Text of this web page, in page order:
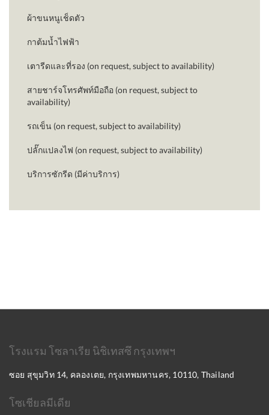
ผ้าขนหนูเช็ดตัว
กาต้มน้ำไฟฟ้า
เตารีดและที่รอง (on request, subject to availability)
สายชาร์จโทรศัพท์มือถือ (on request, subject to
availability)
รถเข็น (on request, subject to availability)
ปลั๊กแปลงไฟ (on request, subject to availability)
บริการซักรีด (มีค่าบริการ)
โรงแรม โซลาเรีย นิชิเทสซึ กรุงเทพฯ
ซอย สุขุมวิท 14, คลองเตย, กรุงเทพมหานคร, 10110, Thailand
โซเชียลมีเดีย